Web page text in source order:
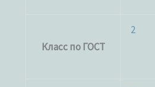
Класс по ГОСТ
2